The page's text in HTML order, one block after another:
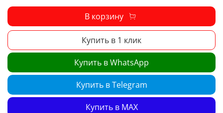
В корзину
Купить в 1 клик
Купить в WhatsApp
Купить в Telegram
Купить в MAX